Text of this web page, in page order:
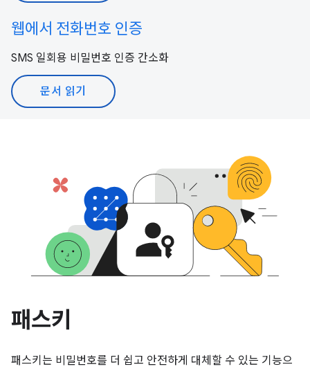
웹에서 전화번호 인증
SMS 일회용 비밀번호 인증 간소화
문서 읽기
패스키
패스키는 비밀번호를 더 쉽고 안전하게 대체할 수 있는 기능으